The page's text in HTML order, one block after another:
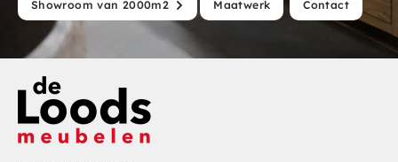
Showroom van 2000m2 Maatwerk Contact